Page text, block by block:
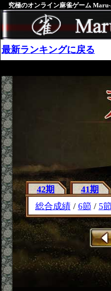
究極のオンライン麻雀ゲーム
最新ランキングに戻る
42期 41期
総合成績/ 6節 / 5節